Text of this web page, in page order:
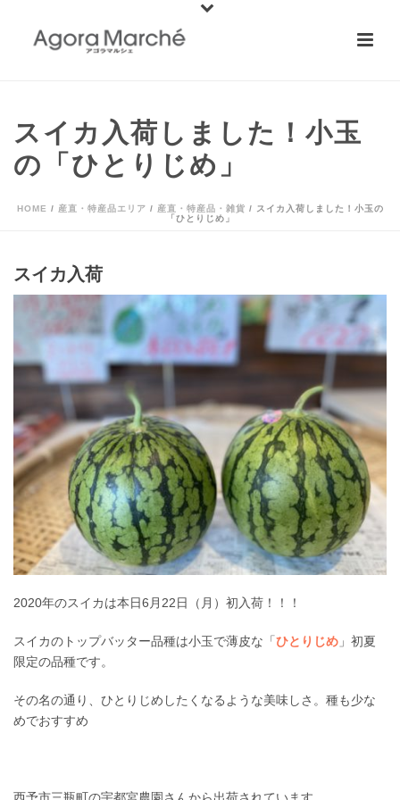
スイカ入荷しました！小玉
の「ひとりじめ」
HOME / 産直・特産品エリア / 産直・特産品・雑貨 / スイカ入荷しました！小玉の
「ひとりじめ」
スイカ入荷
2020年のスイカは本日6月22日（月）初入荷！！！
スイカのトップバッター品種は小玉で薄皮な「ひとりじめ 」初夏
限定の品種です。
その名の通り、ひとりじめしたくなるような美味しさ。種も少な
めでおすすめ
西予市三瓶町の宇都宮農園さんから出荷されています。